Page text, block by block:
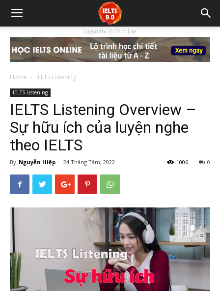
Luyện thi IELTS online
Home IELTS Listening
IELTS Listening
IELTS Listening Overview –
Sự hữu ích của luyện nghe
theo IELTS
By Nguyễn Hiệp - 24 Tháng Tám, 2022 0
1006